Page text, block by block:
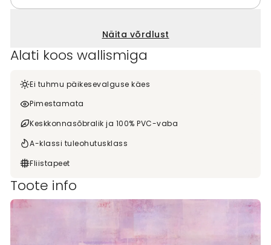
Näita võrdlust
Alati koos wallismiga
Ei tuhmu päikesevalguse käes
Pimestamata
Keskkonnasõbralik ja 100% PVC-vaba
A-klassi tuleohutusklass
Fliistapeet
Toote info